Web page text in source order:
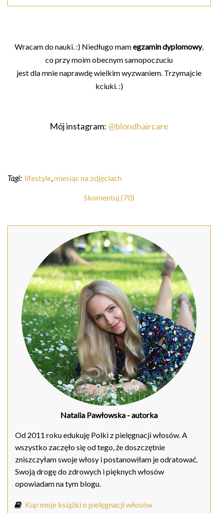
Wracam do nauki. :) Niedługo mamegzamin dyplomowy,
co przy moim obecnym samopoczuciu
jest dla mnie naprawdę wielkim wyzwaniem. Trzymajcie
kciuki. :)
Mój instagram: @blondhaircare
Tagi: lifestyle,miesiąc na zdjęciach
Skomentuj (70)
Natalia Pawłowska - autorka
Od 2011 roku edukuję Polki z pielęgnacji włosów. A
wszystko zaczęło się od tego, że doszczętnie
zniszczyłam swoje włosy i postanowiłam je odratować.
Swoją drogę do zdrowych i pięknych włosów
opowiadam na tym blogu.
Kup moje książki o pielęgnacji włosów